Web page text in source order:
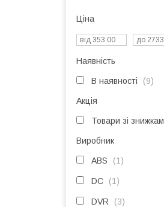
Ціна
Наявність
В наявності 9
Акція
Товари зі
Виробник
ABS 1
DC 1
DVR 3